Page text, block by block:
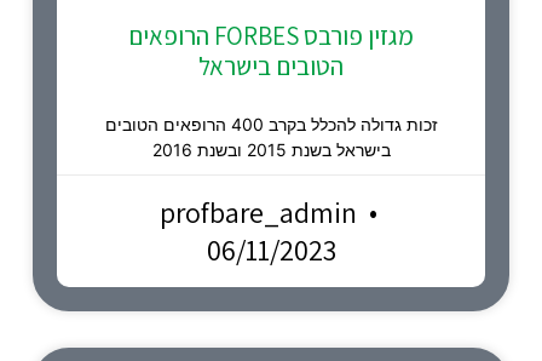
מגזין פורבס FORBES הרופאים
הטובים בישראל
זכות גדולה להכלל בקרב 400 הרופאים הטובים
בישראל בשנת 2015 ובשנת 2016
profbare_admin
06/11/2023